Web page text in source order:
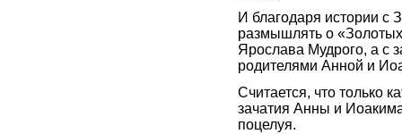
И благодаря истории с
размышлять о
Ярослава Мудрого, а с
родителями Анной и
Считается, что только
зачатия Анны и
поцелуя.